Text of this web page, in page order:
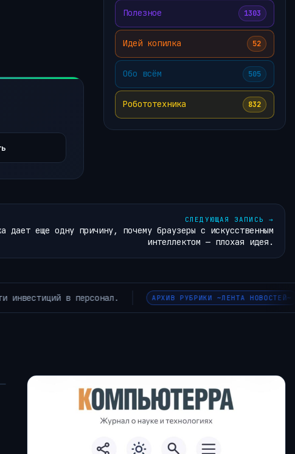
Полезное 1303
Идей копилка 52
Обо всём 505
Робототехника 832
СЛЕДУЮЩАЯ ЗАПИСЬ →
дает еще одну причину, почему браузеры с искусственным
интеллектом — плохая идея.
Как и зачем ускоряют LLM АРХИВ РУБРИКИ ~ЛЕНТА НОВОСТЕЙ~